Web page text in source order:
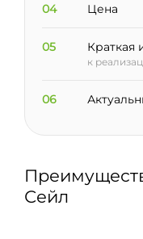
04 Цена
05 Краткая
к
06
Сейл